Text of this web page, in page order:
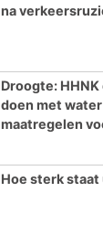
na
Droogte:
doen met
maatregelen
Hoe sterk staat